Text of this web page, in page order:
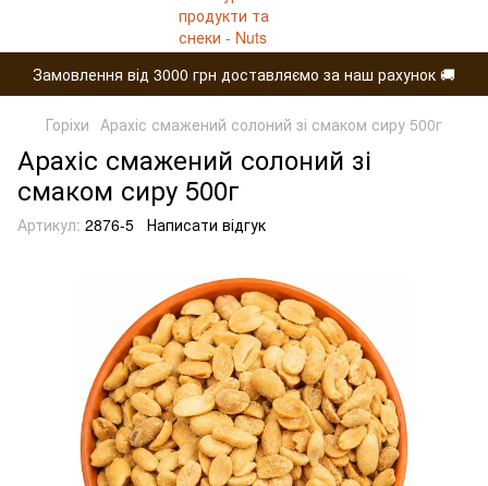
Замовлення від 3000 грн доставляємо за наш рахунок 🚚
Горіхи Арахіс смажений солоний зі смаком сиру 500г
Арахіс смажений солоний зі
смаком сиру 500г
Артикул: 2876-5 Написати відгук